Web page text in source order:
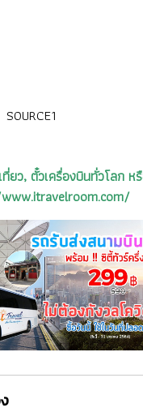
SOURCE1
ที่ยว, ตั๋วเครื่องบินทั่วโลก